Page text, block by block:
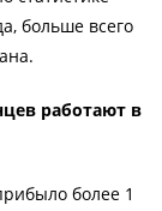
больше всего
работают в
более 1